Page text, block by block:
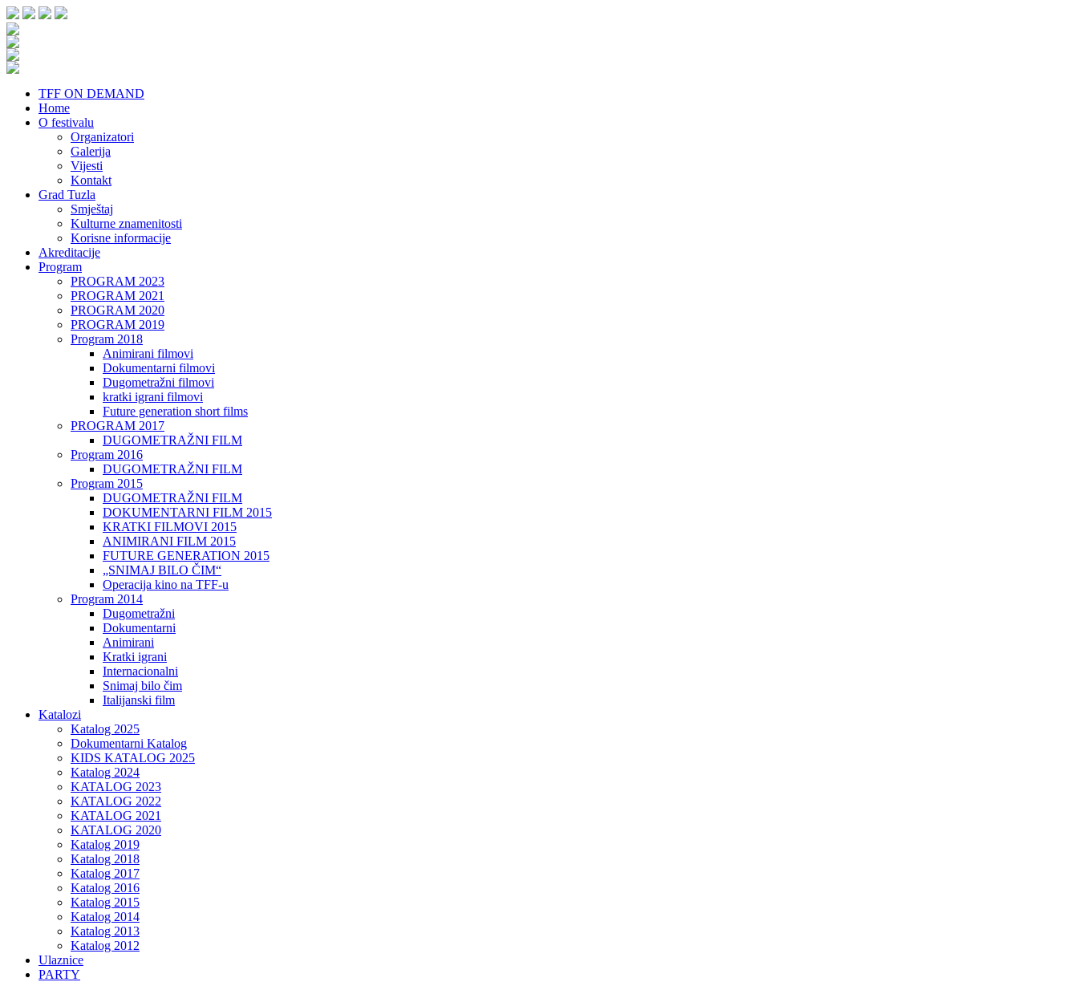
TFF ON DEMAND
Home
O festivalu
Organizatori
Galerija
Vijesti
Kontakt
Grad Tuzla
Smještaj
Kulturne znamenitosti
Korisne informacije
Akreditacije
Program
PROGRAM 2023
PROGRAM 2021
PROGRAM 2020
PROGRAM 2019
Program 2018
Animirani filmovi
Dokumentarni filmovi
Dugometražni filmovi
kratki igrani filmovi
Future generation short films
PROGRAM 2017
DUGOMETRAŽNI FILM
Program 2016
DUGOMETRAŽNI FILM
Program 2015
DUGOMETRAŽNI FILM
DOKUMENTARNI FILM 2015
KRATKI FILMOVI 2015
ANIMIRANI FILM 2015
FUTURE GENERATION 2015
„SNIMAJ BILO ČIM“
Operacija kino na TFF-u
Program 2014
Dugometražni
Dokumentarni
Animirani
Kratki igrani
Internacionalni
Snimaj bilo čim
Italijanski film
Katalozi
Katalog 2025
Dokumentarni Katalog
KIDS KATALOG 2025
Katalog 2024
KATALOG 2023
KATALOG 2022
KATALOG 2021
KATALOG 2020
Katalog 2019
Katalog 2018
Katalog 2017
Katalog 2016
Katalog 2015
Katalog 2014
Katalog 2013
Katalog 2012
Ulaznice
PARTY